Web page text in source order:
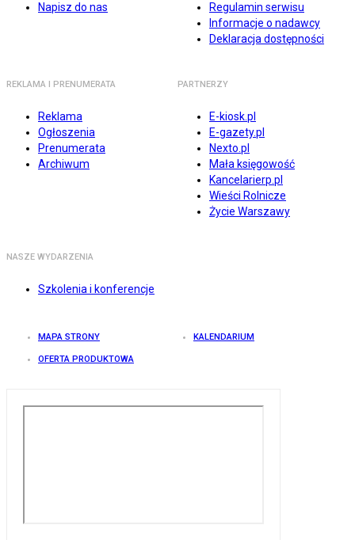
Napisz do nas
Regulamin serwisu
Informacje o nadawcy
Deklaracja dostępności
REKLAMA I PRENUMERATA
Reklama
Ogłoszenia
Prenumerata
Archiwum
PARTNERZY
E-kiosk.pl
E-gazety.pl
Nexto.pl
Mała księgowość
Kancelarierp.pl
Wieści Rolnicze
Życie Warszawy
NASZE WYDARZENIA
Szkolenia i konferencje
MAPA STRONY KALENDARIUM
OFERTA PRODUKTOWA